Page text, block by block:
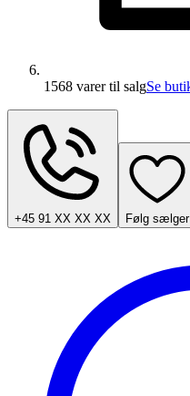
1568 varertil salgSe
+45 91 XX XX XX Følg sælger